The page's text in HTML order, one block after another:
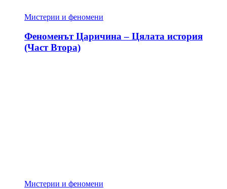
Мистерии и феномени
Феноменът Царичина – Цялата история
(Част Втора)
Мистерии и феномени